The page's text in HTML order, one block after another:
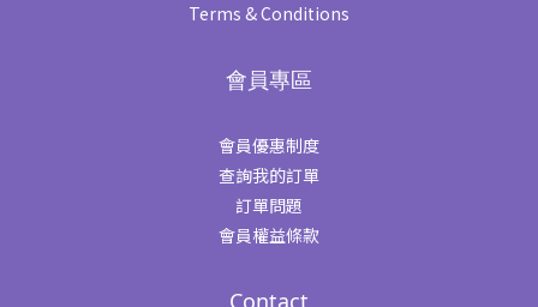
Terms & Conditions
會員專區
會員優惠制度
查詢我的訂單
訂單問題
會員權益條款